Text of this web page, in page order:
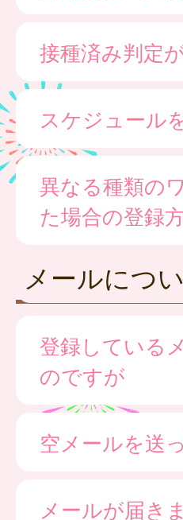
接種済み判定
スケジュール
異なる種類の
た場合の登録
メールにつ
登録している
のですが
空メールを送
メールが届き